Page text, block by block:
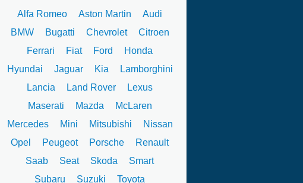
Alfa Romeo Aston Martin
Audi
BMW
Bugatti Chevrolet
Citroen
Ferrari
Fiat Ford
Honda
Hyundai
Jaguar Kia
Lamborghini
Lancia
Land Rover
Lexus
Maserati
Mazda
McLaren
Mercedes
Mini Mitsubishi
Nissan
Opel
Peugeot Porsche
Renault
Saab
Seat Skoda
Smart
Subaru
Suzuki Toyota